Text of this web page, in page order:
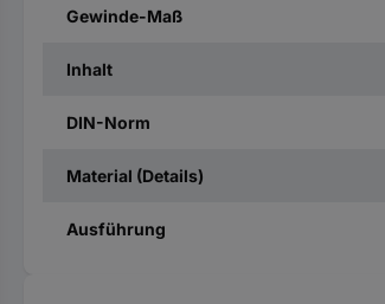
Gewinde-Maß
Inhalt
DIN-Norm
Material (Details)
Ausführung